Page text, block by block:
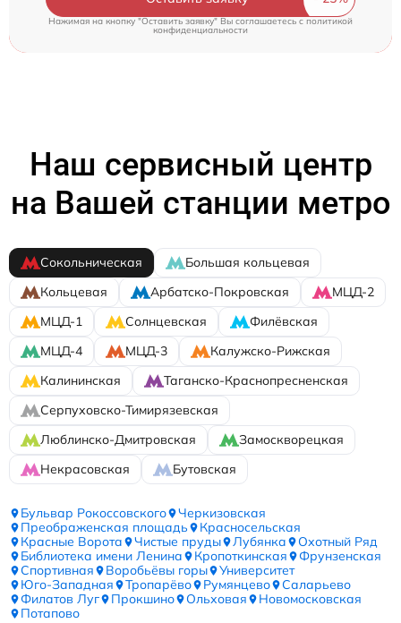
Нажимая на кнопку "Оставить заявку" Вы соглашаетесь c политикой
конфиденциальности
Наш сервисный центр
на Вашей станции метро
Сокольническая
Большая кольцевая
Кольцевая
Арбатско-Покровская
МЦД-2
МЦД-1
Солнцевская
Филёвская
МЦД-4
МЦД-3
Калужско-Рижская
Калининская
Таганско-Краснопресненская
Серпуховско-Тимирязевская
Люблинско-Дмитровская
Замоскворецкая
Некрасовская
Бутовская
Бульвар Рокоссовского
Черкизовская
Преображенская площадь
Красносельская
Красные Ворота
Чистые пруды Лубянка
Охотный Ряд
Библиотека имени Ленина
Кропоткинская
Фрунзенская
Спортивная
Воробьёвы горы
Университет
Юго-Западная
Тропарёво Румянцево
Саларьево
Филатов Луг
Прокшино Ольховая
Новомосковская
Потапово